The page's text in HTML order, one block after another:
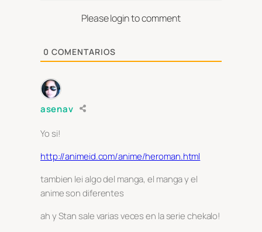
Please login to comment
0 COMENTARIOS
asenav
Yo si!
http://animeid.com/anime/heroman.html
tambien lei algo del manga, el manga y el
anime son diferentes
ah y Stan sale varias veces en la serie chekalo!